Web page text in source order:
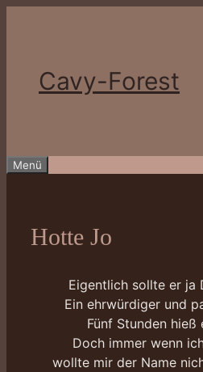
Cavy-Forest
Menü
Hotte Jo
Eigentlich sollte er ja
Ein ehrwürdiger und
Fünf Stunden
Doch immer wenn
wollte mir der Name